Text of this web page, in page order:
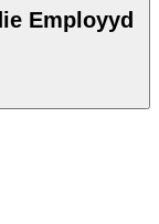
Employyd